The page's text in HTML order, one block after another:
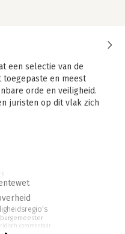
een selectie van de
en meest
orde en veiligheid.
juristen op dit vlak zich
Onmisbaar voor een
een advies of
de serie vanwege de
met de online
groter.
burgemeester
commentaar